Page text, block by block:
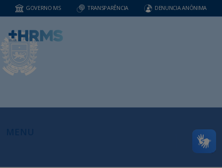
GOVERNO MS TRANSPARÊNCIA DENUNCIA ANÔNIMA